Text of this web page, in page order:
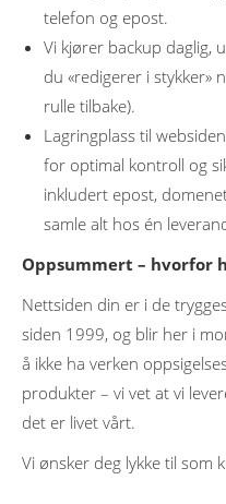
telefon og epost.
Vi kjører backup daglig,
du «redigerer i stykker»
rulle tilbake).
Lagringplass til
for optimal kontroll og
inkludert epost,
samle alt hos én
Oppsummert – hvorfor
Nettsiden din er i de
siden 1999, og blir her i
å ikke ha verken
produkter – vi vet at vi
det er livet vårt.
Vi ønsker deg lykke til som